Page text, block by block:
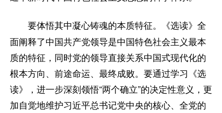
要体悟其中凝心铸魂的本质特征。
《选读》全
面阐释了中国共产党领导是中国特色社会主义最本
质的特征，同时党的领导直接关系中国式现代化的
根本方向、前途命运、最终成败。要通过学习《选
读》，进一步深刻领悟“两个确立”的决定性意义，更
加自觉地维护习近平总书记党中央的核心、全党的